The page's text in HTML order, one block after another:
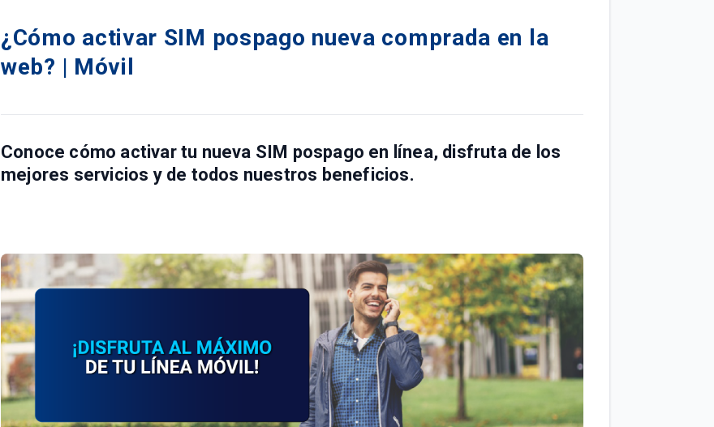
¿Cómo activar SIM pospago nueva comprada en la
web? | Móvil
Conoce cómo activar tu nueva SIM pospago en línea, disfruta de los
mejores servicios y de todos nuestros beneficios.